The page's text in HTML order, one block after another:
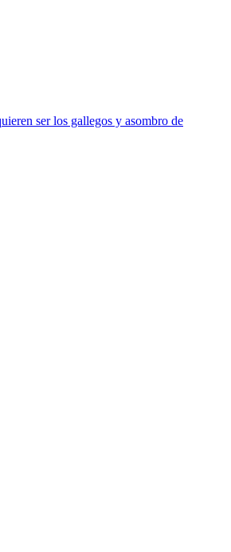
ser los gallegos y asombro de